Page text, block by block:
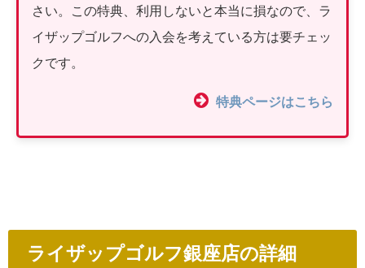
さい。この特典、利用しないと本当に損なので、ラ
イザップゴルフへの入会を考えている方は要チェッ
クです。
特典ページはこちら
ライザップゴルフ銀座店の詳細